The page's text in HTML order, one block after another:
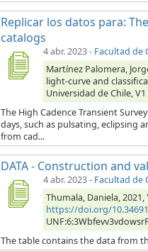
Replicar los datos para:
catalogs
4 abr. 2023- Facultad de
Martínez Palomera,
light-curve and
Universidad de Chile, V1
The High Cadence Transient
days, such as pulsating, eclipsing
from cad...
DATA - Construction and
4 abr. 2023- Facultad de
Thumala, Daniela,
https://doi.org/
The table contains the data from